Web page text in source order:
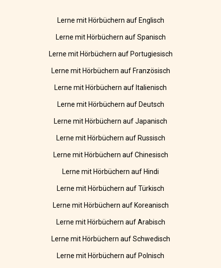
Lerne mit Hörbüchern auf Englisch
Lerne mit Hörbüchern auf Spanisch
Lerne mit Hörbüchern auf Portugiesisch
Lerne mit Hörbüchern auf Französisch
Lerne mit Hörbüchern auf Italienisch
Lerne mit Hörbüchern auf Deutsch
Lerne mit Hörbüchern auf Japanisch
Lerne mit Hörbüchern auf Russisch
Lerne mit Hörbüchern auf Chinesisch
Lerne mit Hörbüchern auf Hindi
Lerne mit Hörbüchern auf Türkisch
Lerne mit Hörbüchern auf Koreanisch
Lerne mit Hörbüchern auf Arabisch
Lerne mit Hörbüchern auf Schwedisch
Lerne mit Hörbüchern auf Polnisch